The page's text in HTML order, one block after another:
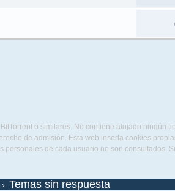
o similares. No contiene alojado ningún
de admisión. Esta web inserta cookies
personales de cada usuario no son consultados.
Temas sin respuesta